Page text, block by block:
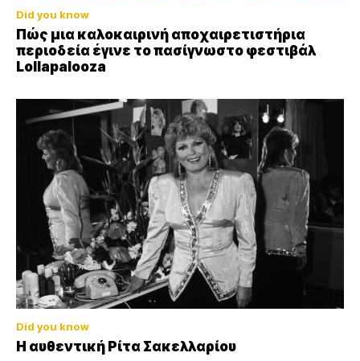
Did you know
Πώς μια καλοκαιρινή αποχαιρετιστήρια
περιοδεία έγινε το πασίγνωστο φεστιβάλ
Lollapalooza
Did you know
Η αυθεντική Ρίτα Σακελλαρίου